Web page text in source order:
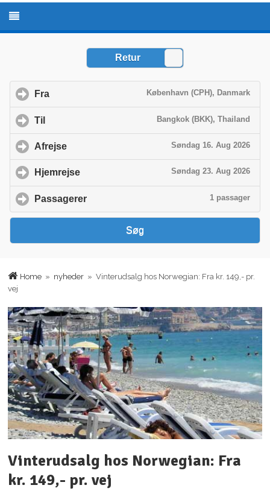
Home » nyheder » Vinterudsalg hos Norwegian: Fra kr. 149,- pr.
vej
Vinterudsalg hos Norwegian: Fra
kr. 149,- pr. vej